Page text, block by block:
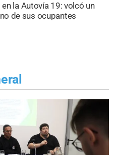
la Autovía 19: volcó un
de sus ocupantes